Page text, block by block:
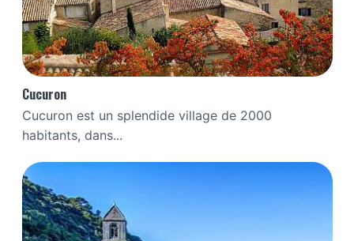
Cucuron
Cucuron est un splendide village de 2000
habitants, dans...